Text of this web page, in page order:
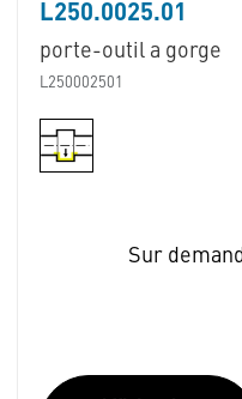
L250.0025.01
porte-outil a gorge
L250002501
Sur